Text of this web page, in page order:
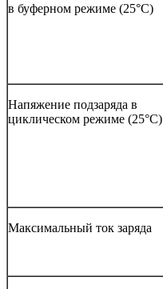
в буферном режиме (25°С)
Напяжение подзаряда в
циклическом режиме (25°С)
Максимальный ток заряда